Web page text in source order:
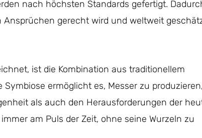
nach höchsten Standards gefertigt.
gerecht wird und weltweit
ist die Kombination aus traditionellem
ermöglicht es, Messer zu
als auch den Herausforderungen der
am Puls der Zeit, ohne seine Wurzeln zu